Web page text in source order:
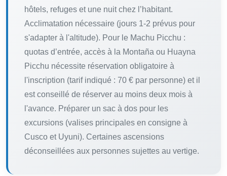
hôtels, refuges et une nuit chez l’habitant.
Acclimatation nécessaire (jours 1-2 prévus pour
s'adapter à l'altitude). Pour le Machu Picchu :
quotas d’entrée, accès à la Montaña ou Huayna
Picchu nécessite réservation obligatoire à
l'inscription (tarif indiqué : 70 € par personne) et il
est conseillé de réserver au moins deux mois à
l'avance. Préparer un sac à dos pour les
excursions (valises principales en consigne à
Cusco et Uyuni). Certaines ascensions
déconseillées aux personnes sujettes au vertige.